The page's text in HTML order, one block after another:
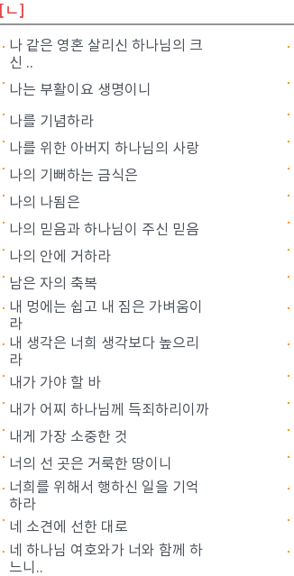
[ㄴ]
나 같은 영혼 살리신 하나님의 크
신 ..
나는 부활이요 생명이니
나를 기념하라
나를 위한 아버지 하나님의 사랑
나의 기뻐하는 금식은
나의 나됨은
나의 믿음과 하나님이 주신 믿음
나의 안에 거하라
남은 자의 축복
내 멍에는 쉽고 내 짐은 가벼움이
라
내 생각은 너희 생각보다 높으리
라
내가 가야 할 바
내가 어찌 하나님께 득죄하리이까
내게 가장 소중한 것
너의 선 곳은 거룩한 땅이니
너희를 위해서 행하신 일을 기억
하라
네 소견에 선한 대로
네 하나님 여호와가 너와 함께 하
느니..